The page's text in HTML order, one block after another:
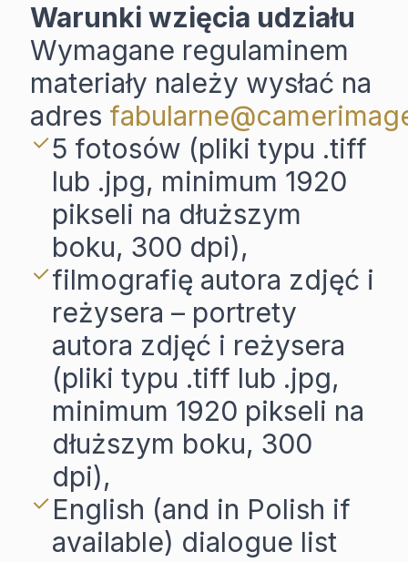
Warunki wzięcia udziału
Wymagane regulaminem
materiały należy wysłać na
adres
5 fotosów (pliki typu .tiff
lub .jpg, minimum 1920
pikseli na dłuższym
boku, 300 dpi),
filmografię autora zdjęć i
reżysera – portrety
autora zdjęć i reżysera
(pliki typu .tiff lub .jpg,
minimum 1920 pikseli na
dłuższym boku, 300
dpi),
English (and in Polish if
available) dialogue list